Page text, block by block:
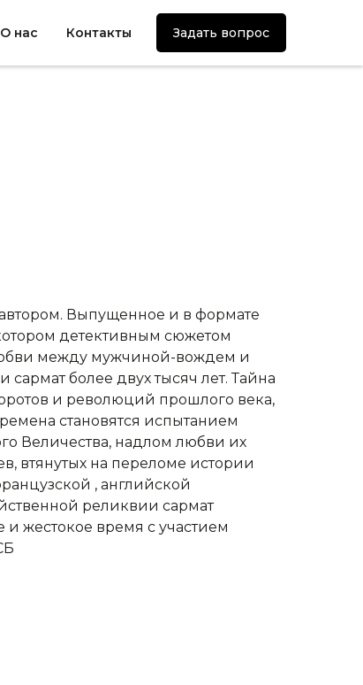
О нас Контакты Задать вопрос
Выпущенное и в формате
детективным сюжетом
между мужчиной-вождем и
более двух тысяч лет. Тайна
и революций прошлого века,
становятся испытанием
Величества, надлом любви их
втянутых на переломе истории
, английской
реликвии сармат
жестокое время с участием